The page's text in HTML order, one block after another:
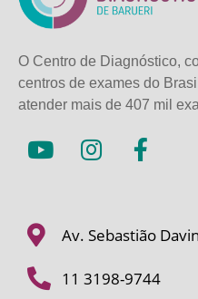
O Centro de Diagnóstico,
centros de exames do
atender mais de 407 mil
Av. Sebastião
11 3198-9744